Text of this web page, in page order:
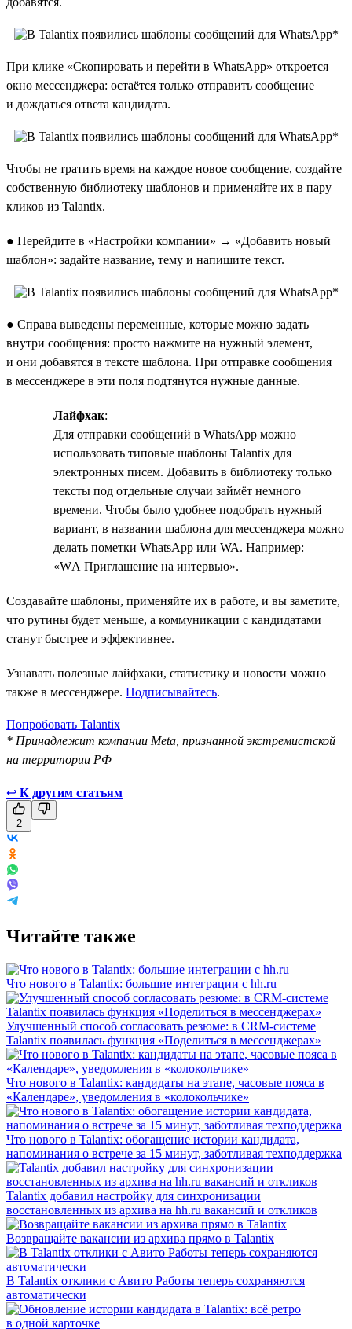
При клике «Скопировать и перейти в WhatsApp» откроется
окно мессенджера: остаётся только отправить сообщение
и дождаться ответа кандидата.
Чтобы не тратить время на каждое новое сообщение, создайте
собственную библиотеку шаблонов и применяйте их в пару
кликов из Talantix.
● Перейдите в «Настройки компании» → «Добавить новый
шаблон»: задайте название, тему и напишите текст.
● Справа выведены переменные, которые можно задать
внутри сообщения: просто нажмите на нужный элемент,
и они добавятся в тексте шаблона. При отправке сообщения
в мессенджере в эти поля подтянутся нужные данные.
Лайфхак:
Для отправки сообщений в WhatsApp можно
использовать типовые шаблоны Talantix для
электронных писем. Добавить в библиотеку только
тексты под отдельные случаи займёт немного
времени. Чтобы было удобнее подобрать нужный
вариант, в названии шаблона для мессенджера можно
делать пометки WhatsApp или WA. Например:
«WА Приглашение на интервью».
Создавайте шаблоны, применяйте их в работе, и вы заметите,
что рутины будет меньше, а коммуникации с кандидатами
станут быстрее и эффективнее.
Узнавать полезные лайфхаки, статистику и новости можно
также в мессенджере. Подписывайтесь.
Попробовать Talantix
* Принадлежит компании Meta, признанной экстремистской
на территории РФ
↩ К другим статьям
2
Читайте также
Что нового в Talantix: большие интеграции с hh.ru
Улучшенный способ согласовать резюме: в CRM-системе
Talantix появилась функция «Поделиться в мессенджерах»
Что нового в Talantix: кандидаты на этапе, часовые пояса в
«Календаре», уведомления в «колокольчике»
Что нового в Talantix: обогащение истории кандидата,
напоминания о встрече за 15 минут, заботливая техподдержка
Talantix добавил настройку для синхронизации
восстановленных из архива на hh.ru вакансий и откликов
Возвращайте вакансии из архива прямо в Talantix
В Talantix отклики с Авито Работы теперь сохраняются
автоматически